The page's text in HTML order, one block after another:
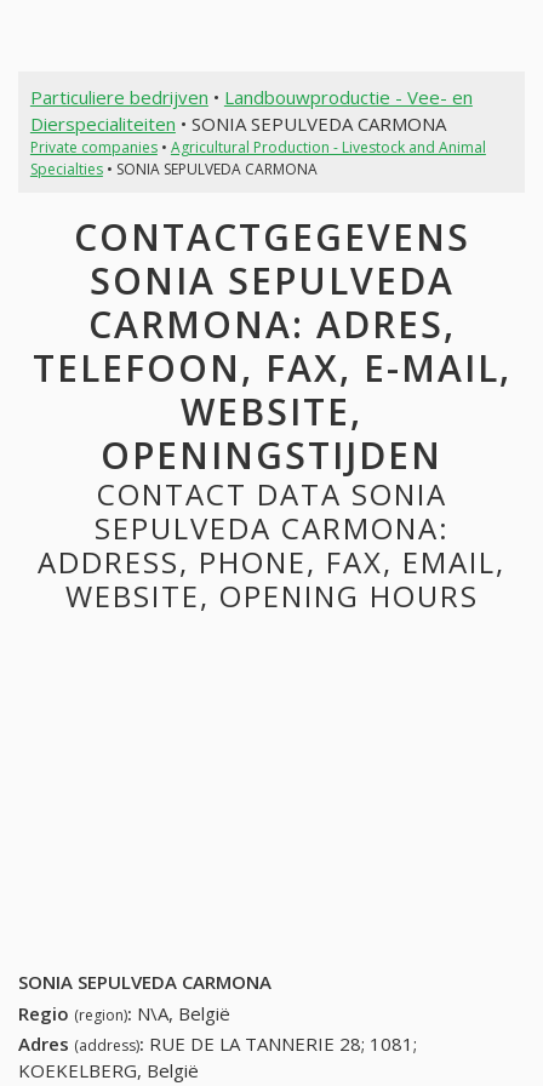
Particuliere bedrijven • Landbouwproductie - Vee- en
Dierspecialiteiten • SONIA SEPULVEDA CARMONA
Private companies• Agricultural Production - Livestock and Animal
Specialties• SONIA SEPULVEDA CARMONA
CONTACTGEGEVENS
SONIA SEPULVEDA
CARMONA: ADRES,
TELEFOON, FAX, E-MAIL,
WEBSITE,
OPENINGSTIJDEN
CONTACT DATA SONIA
SEPULVEDA CARMONA:
ADDRESS, PHONE, FAX, EMAIL,
WEBSITE, OPENING HOURS
SONIA SEPULVEDA CARMONA
Regio (region): N\A, België
Adres (address): RUE DE LA TANNERIE 28; 1081;
KOEKELBERG, België